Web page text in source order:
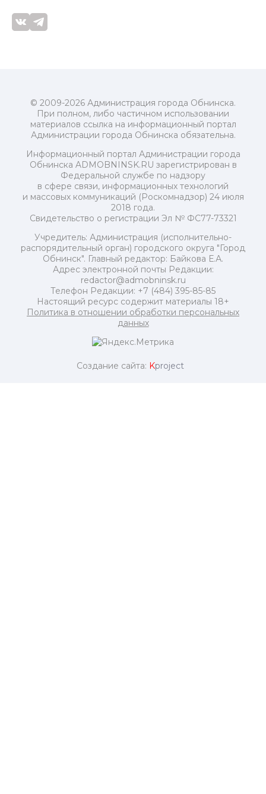
© 2009-2026 Администрация города Обнинска.
При полном, либо частичном использовании
материалов ссылка на информационный портал
Администрации города Обнинска обязательна.
Информационный портал Администрации города
Обнинска ADMOBNINSK.RU зарегистрирован в
Федеральной службе по надзору
в сфере связи, информационных технологий
и массовых коммуникаций (Роскомнадзор) 24 июля
2018 года.
Свидетельство о регистрации Эл № ФС77-73321
Учредитель: Администрация (исполнительно-
распорядительный орган) городского округа "Город
Обнинск". Главный редактор: Байкова Е.А.
Адрес электронной почты Редакции:
redactor@admobninsk.ru
Телефон Редакции: +7 (484) 395-85-85
Настоящий ресурс содержит материалы 18+
Политика в отношении обработки персональных
данных
Создание сайта: Kproject